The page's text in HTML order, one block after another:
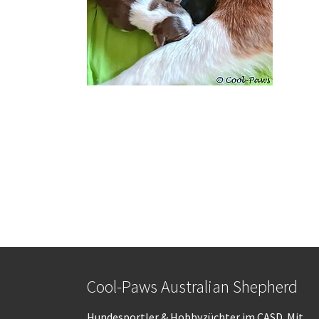
Cool-Paws Australian Shepherd